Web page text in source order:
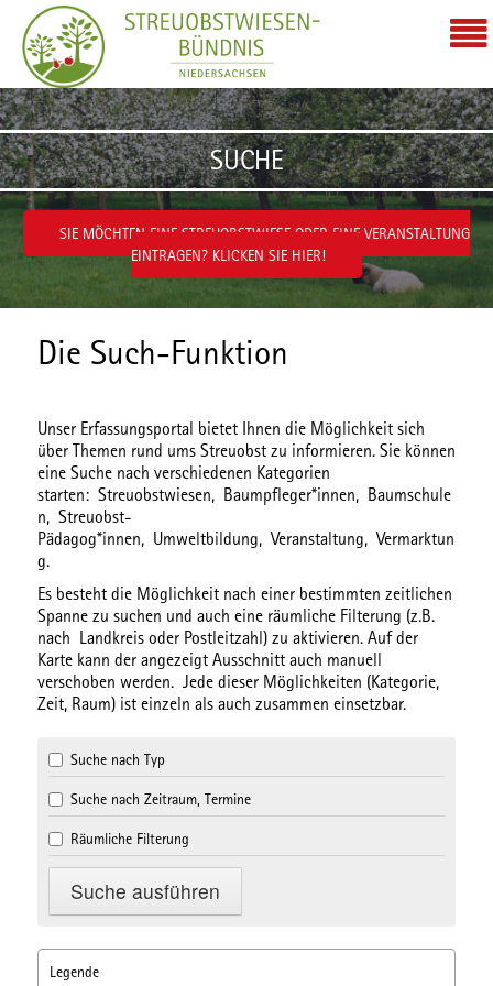
Zum Inhalt wechseln
SUCHE
SIE MÖCHTEN EINE STREUOBSTWIESE ODER EINE VERANSTALTUNG
EINTRAGEN? KLICKEN SIE HIER!
Die Such-Funktion
Unser Erfassungsportal bietet Ihnen die Möglichkeit sich
über Themen rund ums Streuobst zu informieren. Sie können
eine Suche nach verschiedenen Kategorien
starten: Streuobstwiesen, Baumpfleger*innen, Baumschule
n, Streuobst-
Pädagog*innen, Umweltbildung,Veranstaltung,Vermarktun
g.
Es besteht die Möglichkeit nach einer bestimmten zeitlichen
Spannezu suchen und auch eine räumliche Filterung (z.B.
nach Landkreis oder Postleitzahl) zu aktivieren. Auf der
Karte kann der angezeigt Ausschnitt auch manuell
verschoben werden. Jede dieser Möglichkeiten (Kategorie,
Zeit, Raum) ist einzeln als auch zusammen einsetzbar.
Suche nach Typ
Suche nach Zeitraum, Termine
Räumliche Filterung
Legende